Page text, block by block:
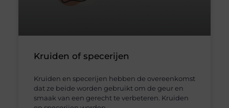
Kruiden of specerijen
Kruiden en specerijen hebben de overeenkomst
dat ze beide worden gebruikt om de geur en
smaak van een gerecht te verbeteren. Kruiden